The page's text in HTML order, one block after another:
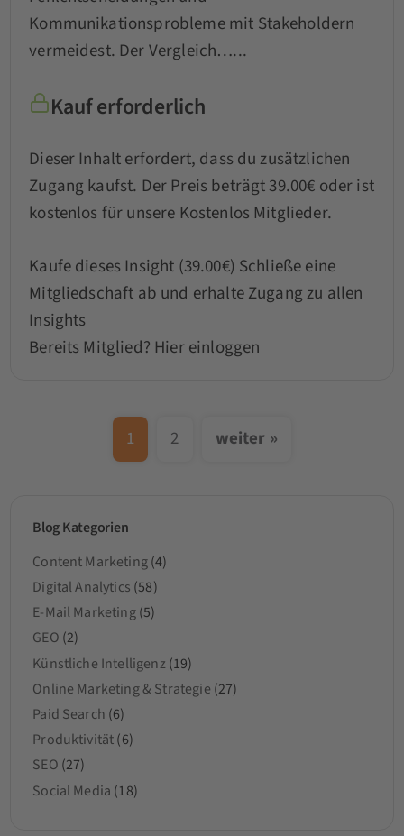
Kommunikationsprobleme mit Stakeholdern
vermeidest. Der Vergleich…...
Kauf erforderlich
Dieser Inhalt erfordert, dass du zusätzlichen
Zugang kaufst. Der Preis beträgt 39.00€ oder ist
kostenlos für unsere Kostenlos Mitglieder.
Kaufe dieses Insight (39.00€) Schließe eine
Mitgliedschaft ab und erhalte Zugang zu allen
Insights
Bereits Mitglied? Hier einloggen
1 2 weiter »
Blog Kategorien
Content Marketing(4)
Digital Analytics (58)
E-Mail Marketing(5)
GEO (2)
Künstliche Intelligenz(19)
Online Marketing & Strategie (27)
Paid Search (6)
Produktivität(6)
SEO (27)
Social Media (18)